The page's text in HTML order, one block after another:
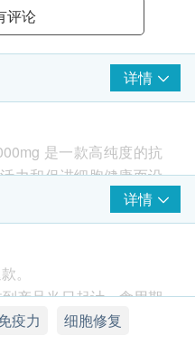
评论
详情
是一款高纯度的抗
力和促进细胞健康而设
NMN（β-烟酰胺单核苷
藜芦醇和PQQ（吡咯喹
细胞修复与保护。
高纯度NMN，有
详情
。
产品当日起计，食用期
疫力
细胞修复